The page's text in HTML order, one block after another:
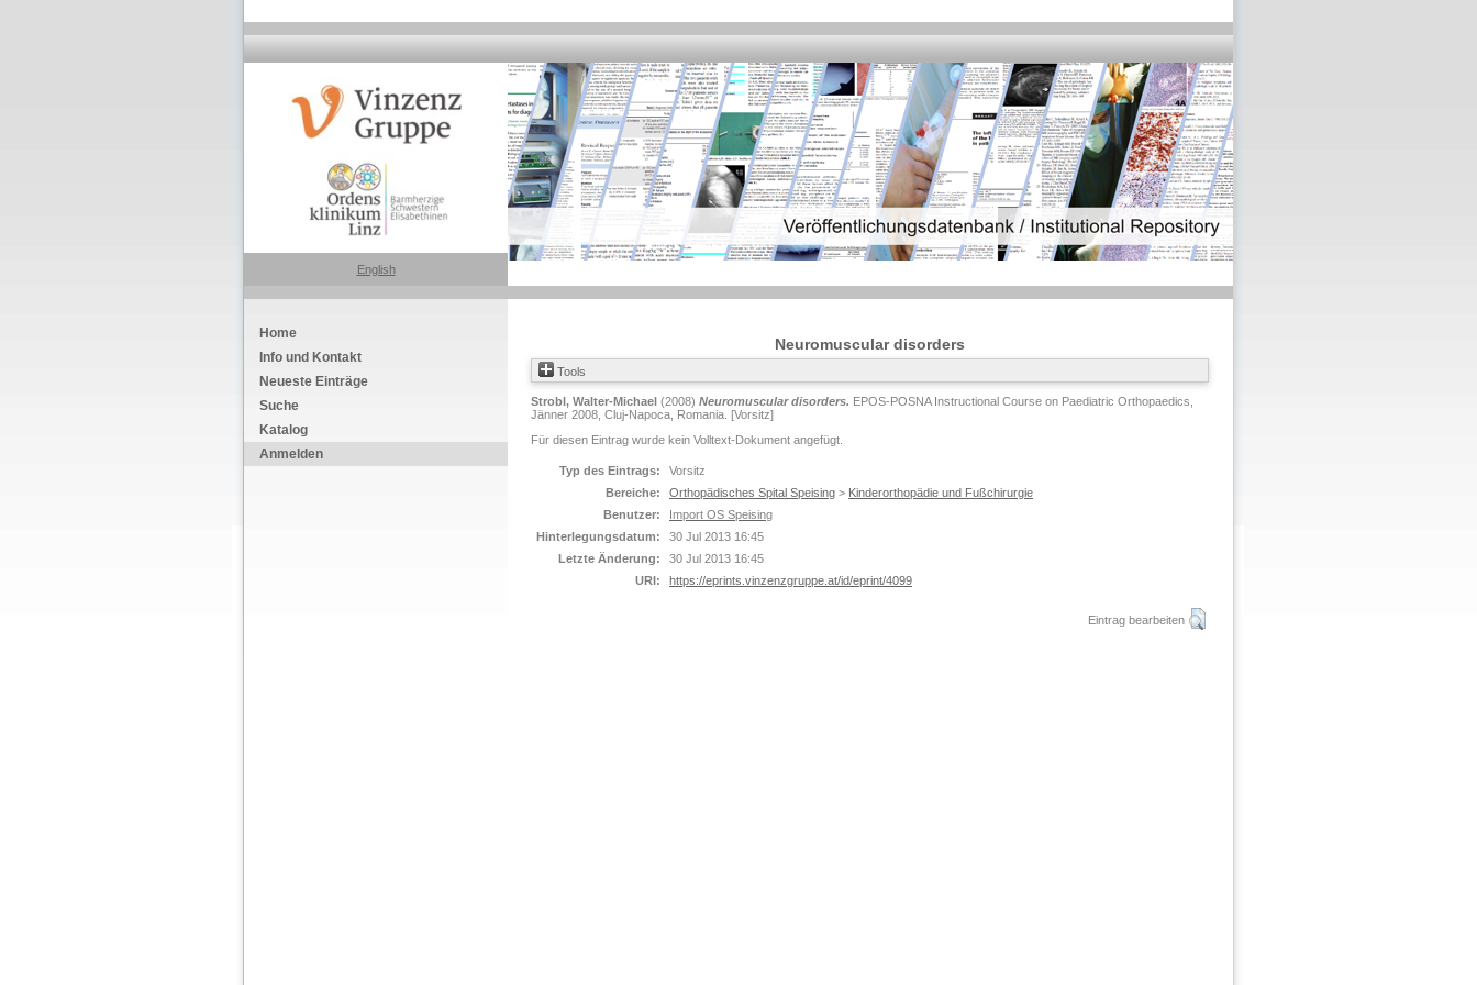
English
Home
Info und Kontakt
Neueste Einträge
Suche
Katalog
Anmelden
Neuromuscular disorders
Tools
Strobl, Walter-Michael (2008) Neuromuscular disorders. EPOS-POSNA Instructional Course on Paediatric Orthopaedics,
Jänner 2008, Cluj-Napoca, Romania. [Vorsitz]
Für diesen Eintrag wurde kein Volltext-Dokument angefügt.
Typ des Eintrags:
Vorsitz
Bereiche:
Orthopädisches Spital Speising > Kinderorthopädie und Fußchirurgie
Benutzer:
Import OS Speising
Hinterlegungsdatum:
30 Jul 2013 16:45
Letzte Änderung:
30 Jul 2013 16:45
URI:
https://eprints.vinzenzgruppe.at/id/eprint/4099
Eintrag bearbeiten